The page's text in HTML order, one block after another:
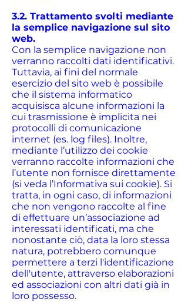
3.2. Trattamento svolti mediante
la semplice navigazione sul sito
web.
Con la semplice navigazione non
verranno raccolti dati identificativi.
Tuttavia, ai fini del normale
esercizio del sito web è possibile
che il sistema informatico
acquisisca alcune informazioni la
cui trasmissione è implicita nei
protocolli di comunicazione
internet (es. log files). Inoltre,
mediante l’utilizzo dei cookie
verranno raccolte informazioni che
l’utente non fornisce direttamente
(si veda l’Informativa sui cookie). Si
tratta, in ogni caso, di informazioni
che non vengono raccolte al fine
di effettuare un’associazione ad
interessati identificati, ma che
nonostante ciò, data la loro stessa
natura, potrebbero comunque
permettere a terzi l'identificazione
dell'utente, attraverso elaborazioni
ed associazioni con altri dati già in
loro possesso.